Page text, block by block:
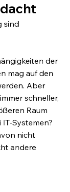
sind
der
mag auf den
Aber
schneller,
Raum
Systemen?
nicht
andere